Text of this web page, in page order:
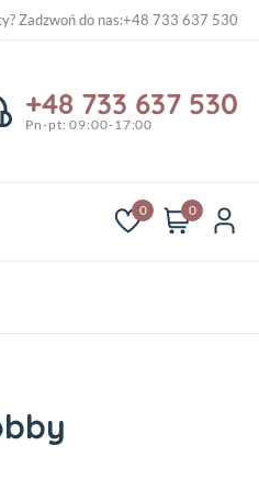
Zadzwoń do nas:+48 733 637 530
+48 733 637 530
Pn-pt: 09:00-17:00
0 0